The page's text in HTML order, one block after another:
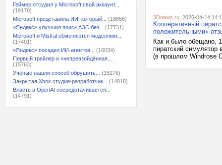
Геймер отсудил у Microsoft свой аккаунт...
(19170)
Microsoft представила ИИ, который...
(18856)
«Яндекс» улучшил поиск АЗС без...
(17731)
Microsoft и Mistral обменяются моделями...
(17401)
«Яндекс» посадил ИИ-агентов...
(16034)
Первый трейлер и «непревзойдённая...
(15763)
Учёные нашли способ обрушить...
(15276)
Закрытая Xbox студия-разработчик...
(14818)
Власть в OpenAI сосредотачивается...
(14791)
3Dnews.ru , 2026-04-14
Кооперативный
положительными»
Как и было обещано,
пиратский симулятор
(в прошлом Windrose